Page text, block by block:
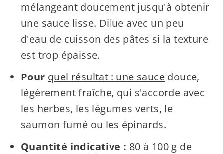
mélangeant doucement jusqu'à obtenir
une sauce lisse. Dilue avec un peu
d'eau de cuisson des pâtes si la texture
est trop épaisse.
Pour quel résultat : une saucedouce,
légèrement fraîche, qui s'accorde avec
les herbes, les légumes verts, le
saumon fumé ou les épinards.
Quantité indicative : 80 à 100 g de